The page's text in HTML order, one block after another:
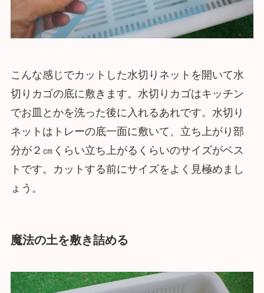
こんな感じでカットした水切りネットを開いて水
切りカゴの底に敷きます。水切りカゴはキッチン
でお皿とかを洗った後に入れるあれです。水切り
ネットはトレーの底一面に敷いて、立ち上がり部
分が２㎝くらい立ち上がるくらいのサイズがベス
トです。カットする前にサイズをよく見極めまし
ょう。
魔法の土を敷き詰める